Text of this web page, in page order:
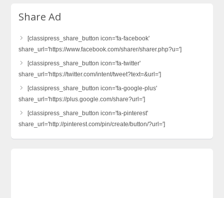
Share Ad
[classipress_share_button icon='fa-facebook'
share_url='https://www.facebook.com/sharer/sharer.php?u=']
[classipress_share_button icon='fa-twitter'
share_url='https://twitter.com/intent/tweet?text=&url=']
[classipress_share_button icon='fa-google-plus'
share_url='https://plus.google.com/share?url=']
[classipress_share_button icon='fa-pinterest'
share_url='http://pinterest.com/pin/create/button/?url=']